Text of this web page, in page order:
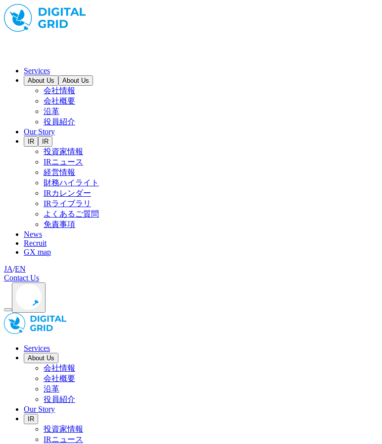
Services
About Us About Us
会社情報
会社概要
沿革
役員紹介
Our Story
IR IR
投資家情報
IRニュース
経営情報
財務ハイライト
IRカレンダー
IRライブラリ
よくあるご質問
免責事項
News
Recruit
GX map
JA/EN
Contact Us
Services
About Us
会社情報
会社概要
沿革
役員紹介
Our Story
IR
投資家情報
IRニュース